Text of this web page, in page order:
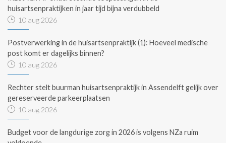
huisartsenpraktijken in jaar tijd bijna verdubbeld
10 aug 2026
Postverwerking in de huisartsenpraktijk (1): Hoeveel medische
post komt er dagelijks binnen?
10 aug 2026
Rechter stelt buurman huisartsenpraktijk in Assendelft gelijk over
gereserveerde parkeerplaatsen
10 aug 2026
Budget voor de langdurige zorg in 2026 is volgens NZa ruim